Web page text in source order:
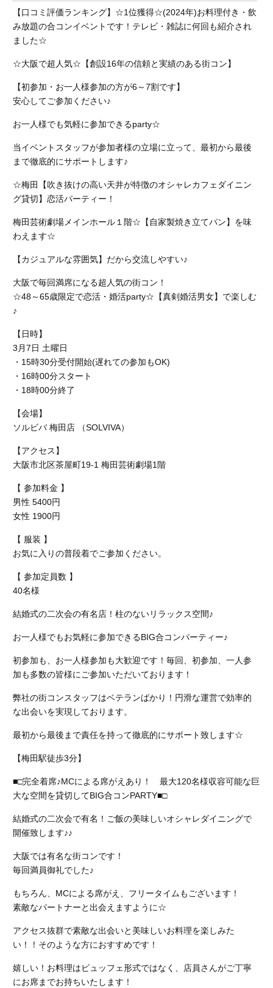
【口コミ評価ランキング】☆1位獲得☆(2024年)お料理付き・飲
み放題の合コンイベントです！テレビ・雑誌に何回も紹介され
ました☆
☆大阪で超人気☆【創設16年の信頼と実績のある街コン】
【初参加・お一人様参加の方が6～7割です】
安心してご参加ください♪
お一人様でも気軽に参加できるparty☆
当イベントスタッフが参加者様の立場に立って、最初から最後
まで徹底的にサポートします♪
☆梅田【吹き抜けの高い天井が特徴のオシャレカフェダイニン
グ貸切】恋活パーティー！
梅田芸術劇場メインホール１階☆【自家製焼き立てパン】を味
わえます☆
【カジュアルな雰囲気】だから交流しやすい♪
大阪で毎回満席になる超人気の街コン！
☆48～65歳限定で恋活・婚活party☆【真剣婚活男女】で楽しむ
♪
【日時】
3月7日 土曜日
・15時30分受付開始(遅れての参加もOK)
・16時00分スタート
・18時00分終了
【会場】
ソルビバ 梅田店 （SOLVIVA）
【アクセス】
大阪市北区茶屋町19-1 梅田芸術劇場1階
【 参加料金 】
男性 5400円
女性 1900円
【 服装 】
お気に入りの普段着でご参加ください。
【 参加定員数 】
40名様
結婚式の二次会の有名店！柱のないリラックス空間♪
お一人様でもお気軽に参加できるBIG合コンパーティー♪
初参加も、お一人様参加も大歓迎です！毎回、初参加、一人参
加も多数の皆様にご参加いただいております！
弊社の街コンスタッフはベテランばかり！円滑な運営で効率的
な出会いを実現しております。
最初から最後まで責任を持って徹底的にサポート致します☆
【梅田駅徒歩3分】
■□完全着席♪MCによる席がえあり！ 最大120名様収容可能な巨
大な空間を貸切してBIG合コンPARTY■□
結婚式の二次会で有名！ご飯の美味しいオシャレダイニングで
開催致します♪♪
大阪では有名な街コンです！
毎回満員御礼でした♪
もちろん、MCによる席がえ、フリータイムもございます！
素敵なパートナーと出会えますように☆
アクセス抜群で素敵な出会いと美味しいお料理を楽しみた
い！！そのような方におすすめです！
嬉しい！お料理はビュッフェ形式ではなく、店員さんがご丁寧
にお席までお持ちいたします！